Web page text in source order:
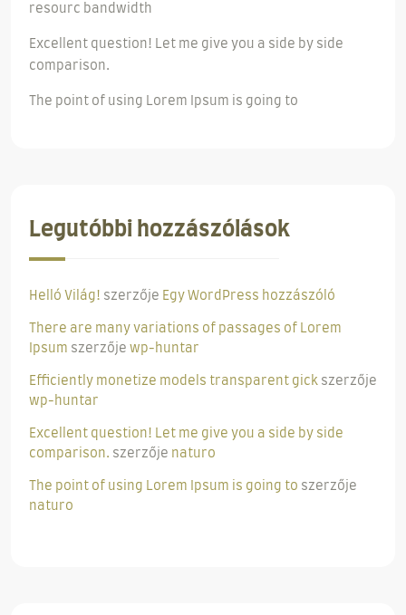
resourc bandwidth
Excellent question! Let me give you a side by side
comparison.
The point of using Lorem Ipsum is going to
Legutóbbi hozzászólások
Helló Világ! szerzője Egy WordPress hozzászóló
There are many variations of passages of Lorem
Ipsum szerzője wp-huntar
Efficiently monetize models transparent gick szerzője
wp-huntar
Excellent question! Let me give you a side by side
comparison. szerzője naturo
The point of using Lorem Ipsum is going to szerzője
naturo